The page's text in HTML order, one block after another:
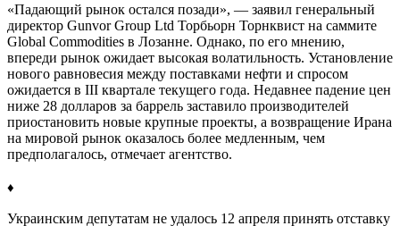
«Падающий рынок остался позади», — заявил генеральный
директор Gunvor Group Ltd Торбьорн Торнквист на саммите
Global Commodities в Лозанне. Однако, по его мнению,
впереди рынок ожидает высокая волатильность. Установление
нового равновесия между поставками нефти и спросом
ожидается в III квартале текущего года. Недавнее падение цен
ниже 28 долларов за баррель заставило производителей
приостановить новые крупные проекты, а возвращение Ирана
на мировой рынок оказалось более медленным, чем
предполагалось, отмечает агентство.
♦
Украинским депутатам не удалось 12 апреля принять отставку